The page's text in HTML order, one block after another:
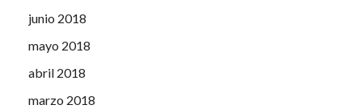
junio 2018
mayo 2018
abril 2018
marzo 2018